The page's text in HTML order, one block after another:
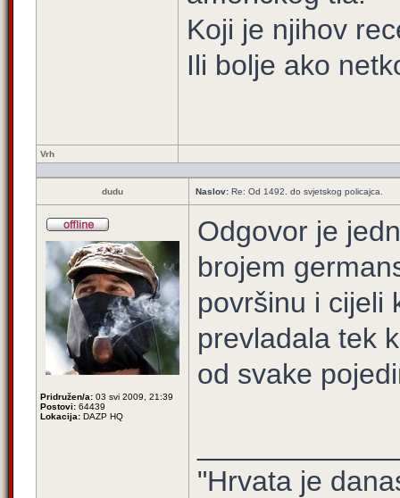
Koji je njihov
Ili bolje ako
Vrh
dudu Naslov: Re: Od 1492. do svjetskog policajca.
Pridružen/a: 03 svi 2009, 21:39
Postovi: 64439
Lokacija: DAZP HQ
Odgovor je
brojem
površinu i cijeli
prevladala tek
od svake
"Hrvata je